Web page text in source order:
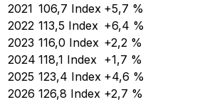
2021 106,7 Index +5,7 %
2022 113,5 Index +6,4 %
2023 116,0 Index +2,2 %
2024 118,1 Index +1,7 %
2025 123,4 Index +4,6 %
2026 126,8 Index +2,7 %